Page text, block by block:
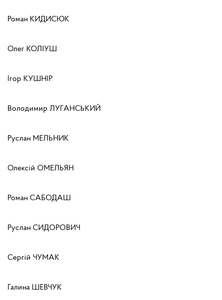
Роман КИДИСЮК
Олег КОЛІУШ
Ігор КУШНІР
Володимир ЛУГАНСЬКИЙ
Руслан МЕЛЬНИК
Олексій ОМЕЛЬЯН
Роман САБОДАШ
Руслан СИДОРОВИЧ
Сергій ЧУМАК
Галина ШЕВЧУК